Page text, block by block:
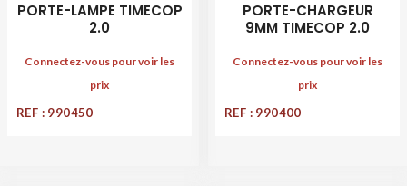
PORTE-LAMPE TIMECOP
2.0
Connectez-vous pour voir les
prix
REF : 990450
PORTE-CHARGEUR
9MM TIMECOP 2.0
Connectez-vous pour voir les
prix
REF : 990400